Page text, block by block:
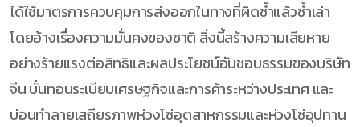
ได้ใช้มาตรการควบคุมการส่งออกในทางที่ผิดซ้ำแล้วซ้ำเล่า
โดยอ้างเรื่องความมั่นคงของชาติ สิ่งนี้สร้างความเสียหาย
อย่างร้ายแรงต่อสิทธิและผลประโยชน์อันชอบธรรมของบริษัท
จีน บั่นทอนระเบียบเศรษฐกิจและการค้าระหว่างประเทศ และ
บ่อนทำลายเสถียรภาพห่วงโซ่อุตสาหกรรมและห่วงโซ่อุปทาน